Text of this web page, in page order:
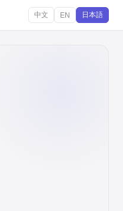
中文 EN 日本語